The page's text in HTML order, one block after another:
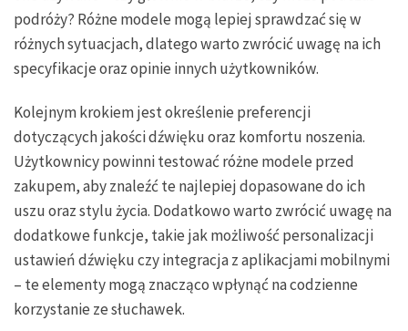
podróży? Różne modele mogą lepiej sprawdzać się w
różnych sytuacjach, dlatego warto zwrócić uwagę na ich
specyfikacje oraz opinie innych użytkowników.
Kolejnym krokiem jest określenie preferencji
dotyczących jakości dźwięku oraz komfortu noszenia.
Użytkownicy powinni testować różne modele przed
zakupem, aby znaleźć te najlepiej dopasowane do ich
uszu oraz stylu życia. Dodatkowo warto zwrócić uwagę na
dodatkowe funkcje, takie jak możliwość personalizacji
ustawień dźwięku czy integracja z aplikacjami mobilnymi
– te elementy mogą znacząco wpłynąć na codzienne
korzystanie ze słuchawek.